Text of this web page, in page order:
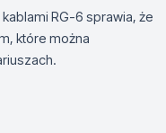
RG-6 sprawia, że
które można